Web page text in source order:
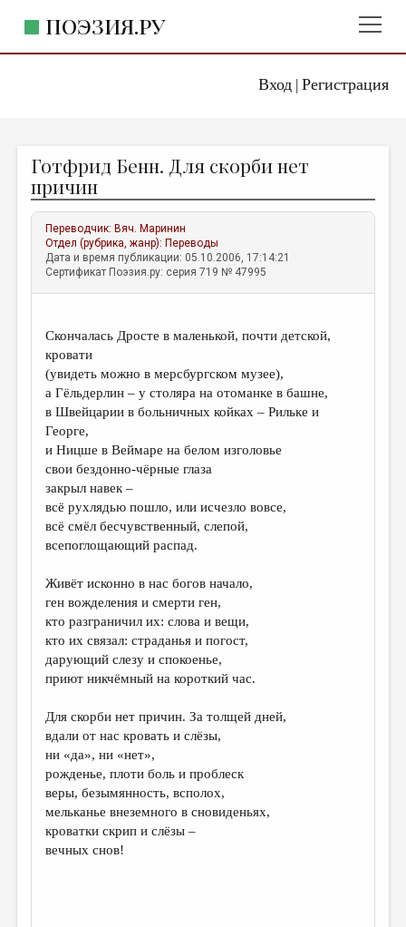
Вход| Регистрация
ПОЭЗИЯ.РУ
ЖАНРЫ
АВТОРЫ
КОММЕНТАРИИ
ЛИТСАЛОН
ПРАВИЛА САЙТА
ОТДЕЛЫ И РУБРИКИ
ИЗБРАННОЕ
ДАЙДЖЕСТ
ПРОИЗВЕДЕНИЯ
ПЕРЕВОДЫ
КОНКУРСЫ
КНИЖНАЯ ПОЛКА
ОБЗОР ЛИТЕРАТУРЫ
СТРАНИЦЫ ПАМЯТИ
ОБЪЯВЛЕНИЯ
КОЛОНКА РЕДАКТОРА
РЕДКОЛЛЕГИЯ
ОТ РЕДАКЦИИ
МАЛАЯ ПРОЗА
ЭССЕИСТИКА
Готфрид Бенн. Для скорби нет
причин
Переводчик: Вяч. Маринин
Отдел (рубрика, жанр): Переводы
Дата и время публикации: 05.10.2006, 17:14:21
Сертификат Поэзия.ру: серия 719 № 47995
Cкончалась Дросте в маленькой, почти детской,
кровати
(увидеть можно в мерсбургском музее),
а Гёльдерлин – у столяра на отоманке в башне,
в Швейцарии в больничных койках – Рильке и
Георге,
и Ницше в Веймаре на белом изголовье
свои бездонно-чёрные глаза
закрыл навек –
всё рухлядью пошло, или исчезло вовсе,
всё смёл бесчувственный, слепой,
всепоглощающий распад.
Живёт исконно в нас богов начало,
ген вожделения и смерти ген,
кто разграничил их: слова и вещи,
кто их связал: страданья и погост,
дарующий слезу и спокоенье,
приют никчёмный на короткий час.
Для скорби нет причин. За толщей дней,
вдали от нас кровать и слёзы,
ни «да», ни «нет»,
рожденье, плоти боль и проблеск
веры, безымянность, всполох,
мельканье внеземного в сновиденьях,
кроватки скрип и слёзы –
вечных снов!